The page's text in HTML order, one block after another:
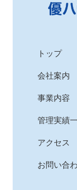
トップ
会社案内
事業内容
管理実績
アクセス
お問い合